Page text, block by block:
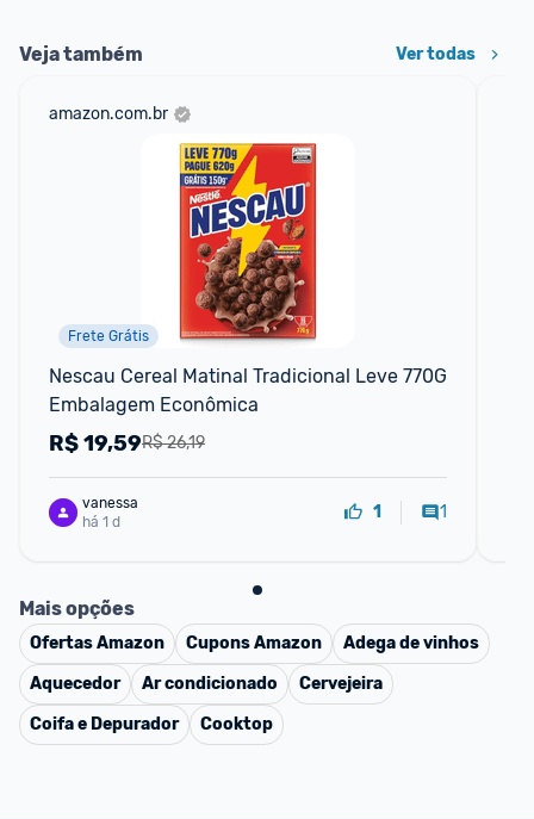
Veja também Ver todas
amazon.com.br
Frete Grátis
Nescau Cereal Matinal Tradicional Leve 770G
Embalagem Econômica
R$ 26,19
R$19,59
vanessa
há 1 d
1 1
Mais opções
OfertasAmazon CuponsAmazon
Adega de vinhos
Aquecedor
Ar condicionado
Cervejeira
Coifa e Depurador
Cooktop